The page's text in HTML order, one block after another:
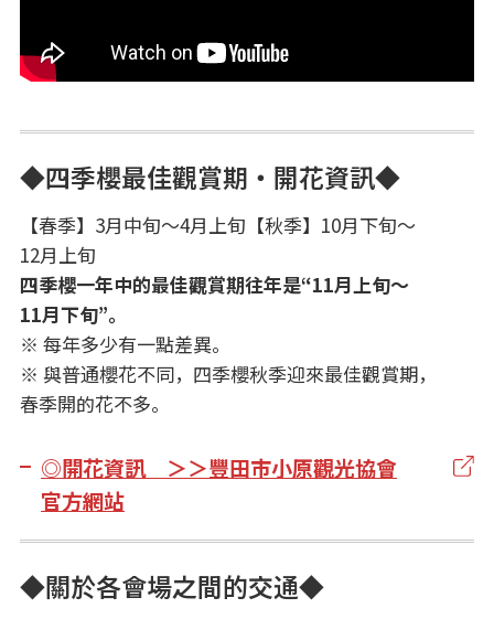
◆四季櫻最佳觀賞期・開花資訊◆
【春季】3月中旬～4月上旬【秋季】10月下旬～
12月上旬
四季櫻一年中的最佳觀賞期往年是“11月上旬～
11月下旬”。
※ 每年多少有一點差異。
※ 與普通櫻花不同，四季櫻秋季迎來最佳觀賞期，
春季開的花不多。
◎開花資訊 ＞＞豐田市小原觀光協會
官方網站
◆關於各會場之間的交通◆